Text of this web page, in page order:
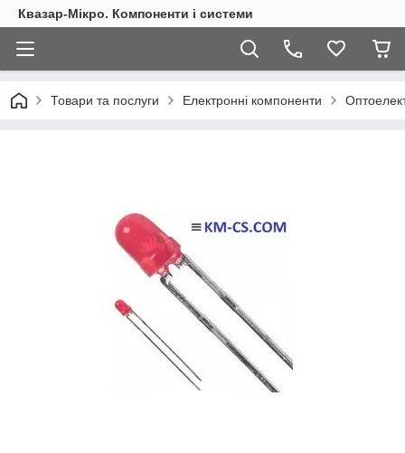
Квазар-Мікро. Компоненти і системи
Товари та послуги Електронні компоненти